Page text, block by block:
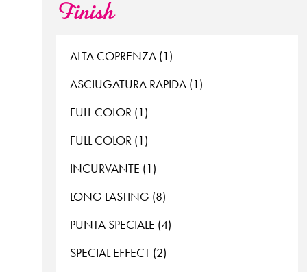
Finish
ALTA COPRENZA (1)
ASCIUGATURA RAPIDA (1)
FULL COLOR (1)
FULL COLOR (1)
INCURVANTE (1)
LONG LASTING (8)
PUNTA SPECIALE (4)
SPECIAL EFFECT (2)